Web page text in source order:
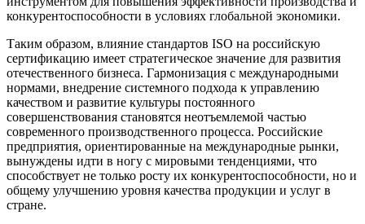
конкурентоспособности в условиях глобальной экономики.
Таким образом, влияние стандартов ISO на российскую
сертификацию имеет стратегическое значение для развития
отечественного бизнеса. Гармонизация с международными
нормами, внедрение системного подхода к управлению
качеством и развитие культуры постоянного
совершенствования становятся неотъемлемой частью
современного производственного процесса. Российские
предприятия, ориентированные на международные рынки,
вынуждены идти в ногу с мировыми тенденциями, что
способствует не только росту их конкурентоспособности, но и
общему улучшению уровня качества продукции и услуг в
стране.